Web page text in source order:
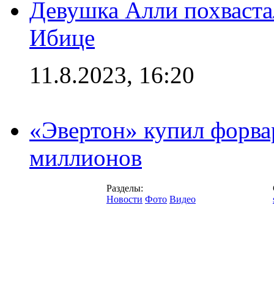
Девушка Алли
Ибице
11.8.2023, 16:20
«Эвертон» купил
миллионов
Разделы:
Новости Фото Видео